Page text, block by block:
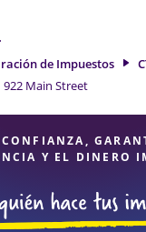
de preparación de
de Jackson
excelente. Con
atención al
de Impuestos
922 Main Street
CONFIANZA,
Y EL DINERO